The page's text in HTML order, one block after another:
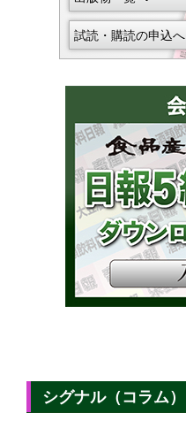
試読・購読の申込へ
シグナル（コラム）